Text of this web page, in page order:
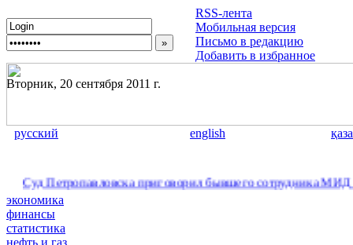
RSS-лента
Мобильная версия
Письмо в редакцию
Добавить в избранное
Вторник, 20 сентября 2011 г.
русский english
приговорил бывшего сотрудника МИД РК к
экономика
финансы
статистика
нефть и газ